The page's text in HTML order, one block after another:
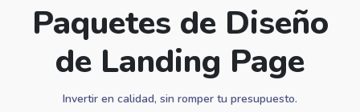
Paquetes de Diseño
de Landing Page
Invertir en calidad, sin romper tu presupuesto.